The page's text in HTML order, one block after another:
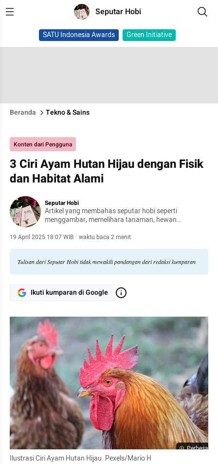
Seputar Hobi
SATU Indonesia Awards Green Initiative
Beranda Tekno & Sains
Konten dari Pengguna
3 Ciri Ayam Hutan Hijau dengan Fisik
dan Habitat Alami
Seputar Hobi
Artikel yang membahas seputar hobi seperti
menggambar, memelihara tanaman, hewan
19 April 2025 18:07 WIB · waktu baca 2 menit
Tulisan dari Seputar Hobi tidak mewakili pandangan dari redaksi kumparan
Ikuti kumparan di Google
Perbesar
Ilustrasi Ciri Ayam Hutan Hijau. Pexels/Mario H